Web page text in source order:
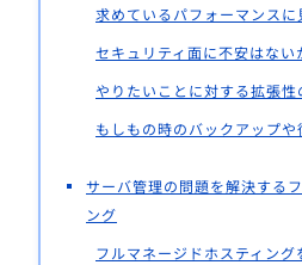
求めているパフォーマンス
セキュリティ面に不安はない
やりたいことに対する拡張性
もしもの時のバックアップや
サーバ管理の問題を解決する
ング
フルマネージドホスティング